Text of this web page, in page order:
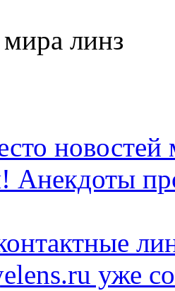
линз
Анекдоты
уже